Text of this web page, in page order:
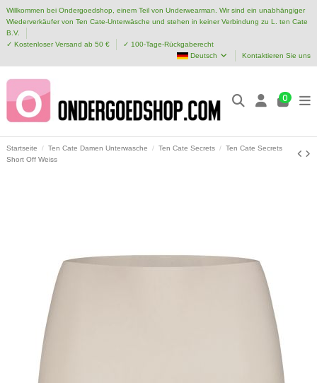
Willkommen bei Ondergoedshop, einem Teil von Underwearman. Wir sind ein unabhängiger
Wiederverkäufer von Ten Cate-Unterwäsche und stehen in keiner Verbindung zu L. ten Cate
B.V.
✓ Kostenloser Versand ab 50 €
✓ 100-Tage-Rückgaberecht
Deutsch
Kontaktieren Sie uns
0
Startseite Ten Cate Damen Unterwasche Ten Cate Secrets
Ten Cate Secrets
Short Off Weiss